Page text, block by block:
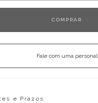
Fale com uma personal
e Prazos